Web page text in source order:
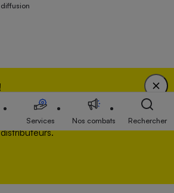
unique tout en soutenant
% indépendante de l'Etat, des
l’État, des syndicats, des producteurs et des
Services Nos combats Rechercher